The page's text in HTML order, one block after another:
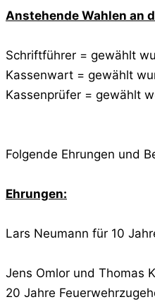
Anstehende Wahlen an
Schriftführer = gewählt
Kassenwart = gewählt
Kassenprüfer = gewählt
Folgende Ehrungen und
Ehrungen:
Lars Neumann für 10
Jens Omlor und Thomas
20 Jahre